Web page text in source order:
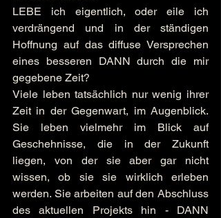
LEBE ich eigentlich, oder eile ich
verdrängend und in der ständigen
Hoffnung auf das diffuse Versprechen
eines besseren DANN durch die mir
gegebene Zeit?
Viele leben tatsächlich nur wenig ihrer
Zeit in der Gegenwart, im Augenblick.
Sie leben vielmehr im Blick auf
Geschehnisse, die in der Zukunft
liegen, von der sie aber gar nicht
wissen, ob sie sie wirklich erleben
werden. Sie arbeiten auf den Abschluss
des aktuellen Projekts hin - DANN